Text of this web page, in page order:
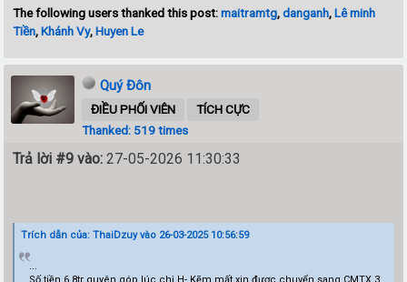
The following users thanked this post:maitramtg,danganh,Lê minh
Tiền,Khánh Vy,Huyen Le
Quý Đôn
ĐIỀU PHỐI VIÊN
TÍCH CỰC
Thanked: 519 times
Trả lời #9 vào: 27-05-2026 11:30:33
Trích dẫn của: ThaiDzuy vào 26-03-2025 10:56:59
...